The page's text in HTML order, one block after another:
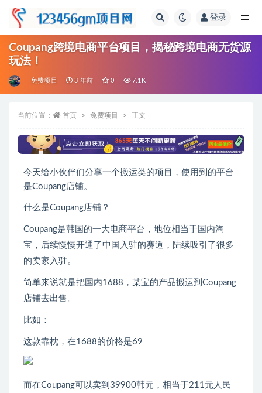
登录
Coupang跨境电商平台项目，揭秘跨境电商无货源
玩法！
免费项目 3 年前 0 7.1K
当前位置： 首页 免费项目 正文
今天给小伙伴们分享一个搬运类的项目，使用到的平台
是Coupang店铺。
什么是Coupang店铺？
Coupang是韩国的一大电商平台，地位相当于国内淘
宝，后续慢慢开通了中国入驻的赛道，陆续吸引了很多
的卖家入驻。
简单来说就是把国内1688，某宝的产品搬运到Coupang
店铺去出售。
比如：
这款靠枕，在1688的价格是69
而在Coupang可以卖到39900韩元，相当于211元人民